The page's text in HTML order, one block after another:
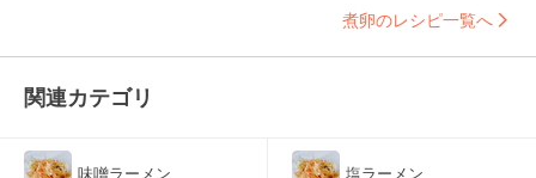
煮卵のレシピ一覧へ
関連カテゴリ
味噌ラーメン 塩ラーメン